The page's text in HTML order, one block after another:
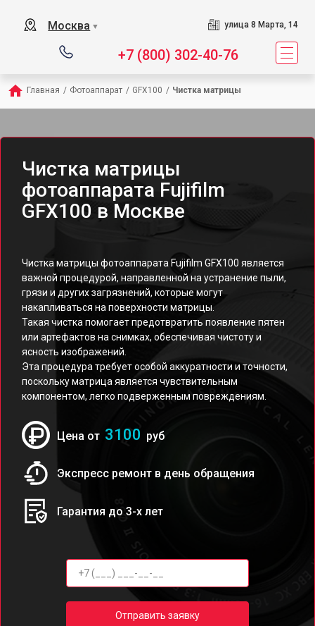
Москва ▼ улица 8 Марта, 14
+7 (800) 302-40-76
Главная / Фотоаппарат / GFX100 / Чистка матрицы
Чистка матрицы
фотоаппарата Fujifilm
GFX100 в Москве
Чистка матрицы фотоаппарата Fujifilm GFX100 является
важной процедурой, направленной на устранение пыли,
грязи и других загрязнений, которые могут
накапливаться на поверхности матрицы.
Такая чистка помогает предотвратить появление пятен
или артефактов на снимках, обеспечивая чистоту и
ясность изображений.
Эта процедура требует особой аккуратности и точности,
поскольку матрица является чувствительным
компонентом, легко подверженным повреждениям.
Цена от 3100 руб
Экспресс ремонт в день обращения
Гарантия до 3-х лет
Отправить заявку